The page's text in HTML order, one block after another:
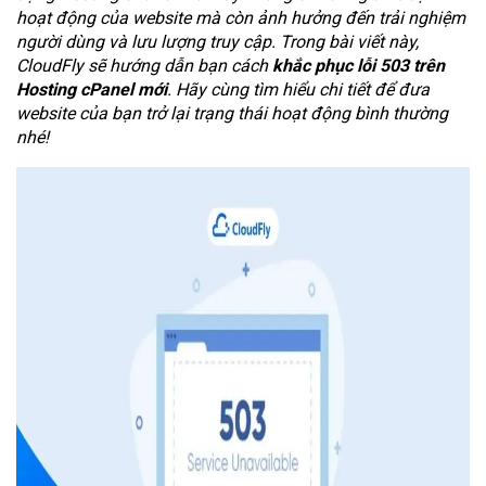
hoạt động của website mà còn ảnh hưởng đến trải nghiệm
người dùng và lưu lượng truy cập. Trong bài viết này,
CloudFly sẽ hướng dẫn bạn cách khắc phục lỗi 503 trên
Hosting cPanel mới. Hãy cùng tìm hiểu chi tiết để đưa
website của bạn trở lại trạng thái hoạt động bình thường
nhé!